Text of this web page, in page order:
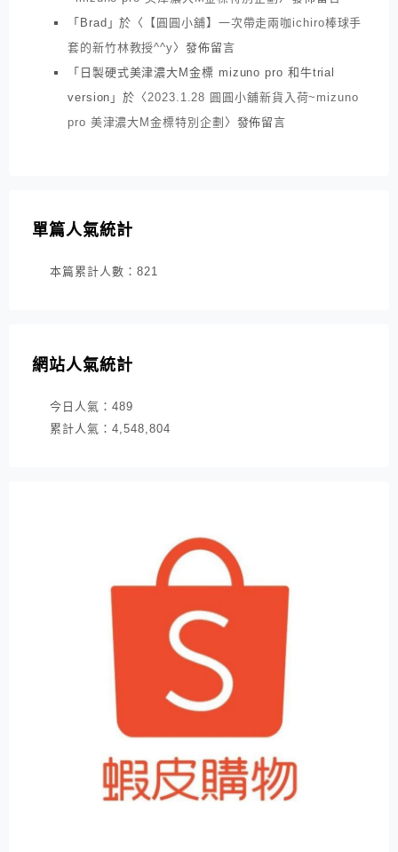
「 Brad 」於〈
【圓圓小舖】一次帶走兩咖ichiro棒球手
套的新竹林教授^^y〉發佈留言
「 日製硬式美津濃大M金標 mizuno pro 和牛trial
version 」於〈 2023.1.28 圓圓小舖新貨入荷~mizuno
pro 美津濃大M金標特別企劃 〉發佈留言
單篇人氣統計
本篇累計人數： 821
網站人氣統計
今日人氣： 489
累計人氣： 4,548,804